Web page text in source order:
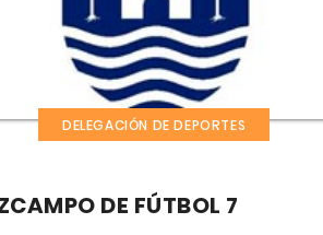
DELEGACIÓN DE DEPORTES
DE FÚTBOL 7